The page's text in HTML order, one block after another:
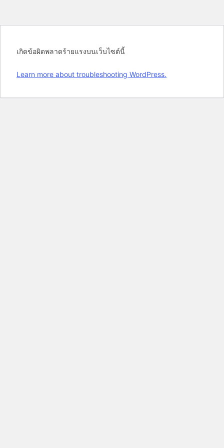
เกิดข้อผิดพลาดร้ายแรงบนเว็บไซต์นี้
Learn more about troubleshooting WordPress.